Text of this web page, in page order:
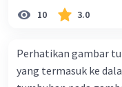
10 3.0
Perhatikan gambar
yang termasuk ke